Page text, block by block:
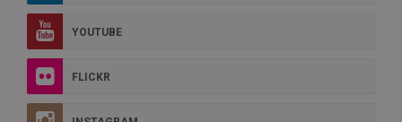
YOUTUBE
FLICKR